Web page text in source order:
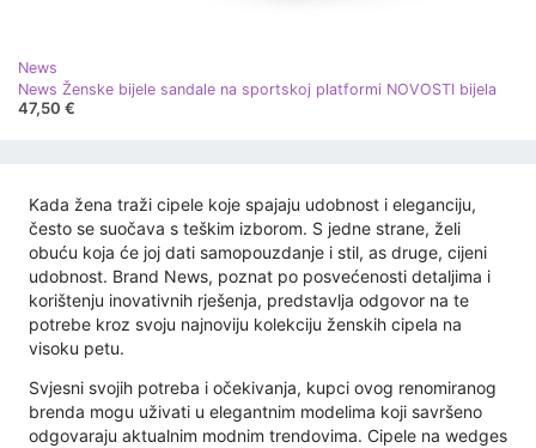
News
News Ženske bijele sandale na sportskoj platformi NOVOSTI bijela
47,50 €
Kada žena traži cipele koje spajaju udobnost i eleganciju,
često se suočava s teškim izborom. S jedne strane, želi
obuću koja će joj dati samopouzdanje i stil, as druge, cijeni
udobnost. Brand News, poznat po posvećenosti detaljima i
korištenju inovativnih rješenja, predstavlja odgovor na te
potrebe kroz svoju najnoviju kolekciju ženskih cipela na
visoku petu.
Svjesni svojih potreba i očekivanja, kupci ovog renomiranog
brenda mogu uživati ​​u elegantnim modelima koji savršeno
odgovaraju aktualnim modnim trendovima. Cipele na wedges